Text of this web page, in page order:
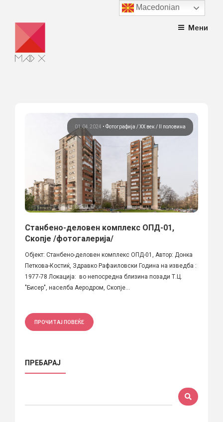
content
Мени
01.04.2024 • Фотографија ХХ век / II половина
Станбено-деловен комплекс ОПД-01,
Скопје /фотогалерија/
Објект: Станбено-деловен комплекс ОПД-01, Автор: Донка
Петкова-Костиќ, Здравко Рафаиловски Година на изведба :
1977-78 Локација: во непосредна близина позади Т.Ц.
"Бисер", населба Аеродром, Скопје...
ПРОЧИТАЈ ПОВЕЌЕ
ПРЕБАРАЈ
Macedonian